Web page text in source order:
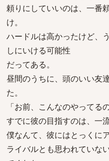
頼りにしていいのは、一番
け。
ハードルは高かったけど、
しにいける可能性
だってある。
昼間のうちに、頭のいい友
た。
「お前、こんなのやってる
すでに彼の目指すのは、一
僕なんて、彼にはとっくに
ライバルとも思われていな